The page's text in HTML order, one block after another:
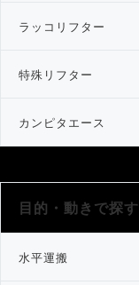
ラッコリフター
特殊リフター
カンピタエース
目的・動きで探す
水平運搬